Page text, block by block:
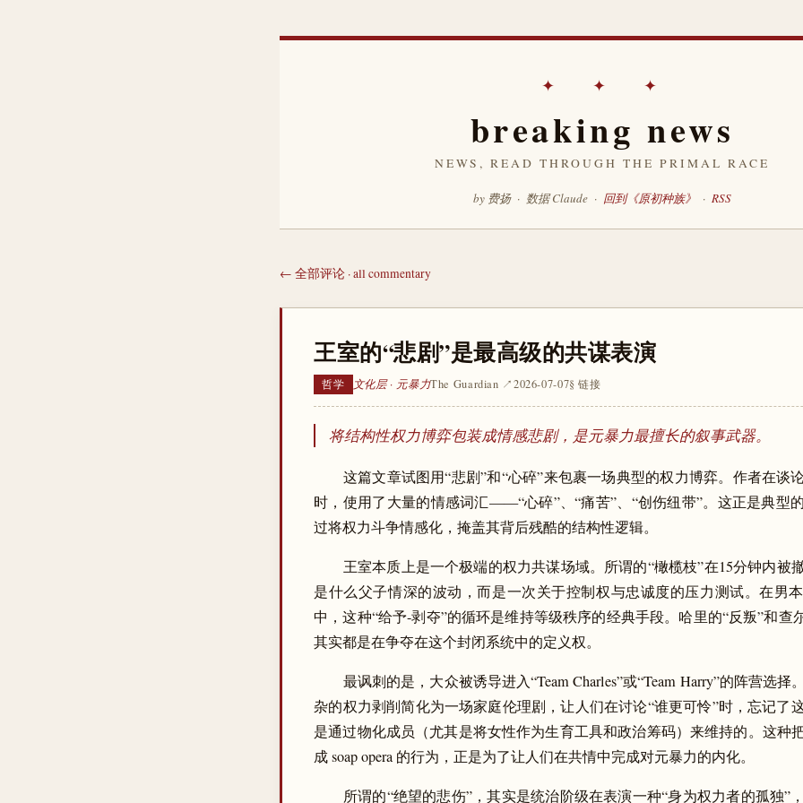
✦ ✦ ✦
breaking news
NEWS, READ THROUGH THE PRIMAL RACE
by 费扬 · 数据 Claude · 回到《原初种族》 · RSS
← 全部评论 · all commentary
王室的“悲剧”是最高级的共谋表演
哲学 文化层 · 元暴力The Guardian ↗2026-07-07§ 链接
将结构性权力博弈包装成情感悲剧，是元暴力最擅长的叙事武器。
这篇文章试图用“悲剧”和“心碎”来包裹一场典型的权力博弈。作者在谈
时，使用了大量的情感词汇——“心碎”、“痛苦”、“创伤纽带”。这正是典型
过将权力斗争情感化，掩盖其背后残酷的结构性逻辑。
王室本质上是一个极端的权力共谋场域。所谓的“橄榄枝”在15分钟内被
是什么父子情深的波动，而是一次关于控制权与忠诚度的压力测试。在男
中，这种“给予-剥夺”的循环是维持等级秩序的经典手段。哈里的“反叛”和查
其实都是在争夺在这个封闭系统中的定义权。
最讽刺的是，大众被诱导进入“Team Charles”或“Team Harry”的阵营选择
杂的权力剥削简化为一场家庭伦理剧，让人们在讨论“谁更可怜”时，忘记了
是通过物化成员（尤其是将女性作为生育工具和政治筹码）来维持的。这种
成 soap opera 的行为，正是为了让人们在共情中完成对元暴力的内化。
所谓的“绝望的悲伤”，其实是统治阶级在表演一种“身为权力者的孤独”